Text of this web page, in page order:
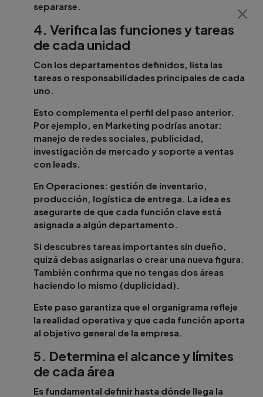
separarse.
4. Verifica las funciones y tareas
de cada unidad
Con los departamentos definidos, lista las
tareas o responsabilidades principales de cada
uno.
Esto complementa el perfil del paso anterior.
Por ejemplo, en Marketing podrías anotar:
manejo de redes sociales, publicidad,
investigación de mercado y soporte a ventas
con leads.
En Operaciones: gestión de inventario,
producción, logística de entrega. La idea es
asegurarte de que cada función clave está
asignada a algún departamento.
Si descubres tareas importantes sin dueño,
quizá debas asignarlas o crear una nueva figura.
También confirma que no tengas dos áreas
haciendo lo mismo (duplicidad).
Este paso garantiza que el organigrama refleje
la realidad operativa y que cada función aporta
al objetivo general de la empresa.
5. Determina el alcance y límites
de cada área
Es fundamental definir hasta dónde llega la